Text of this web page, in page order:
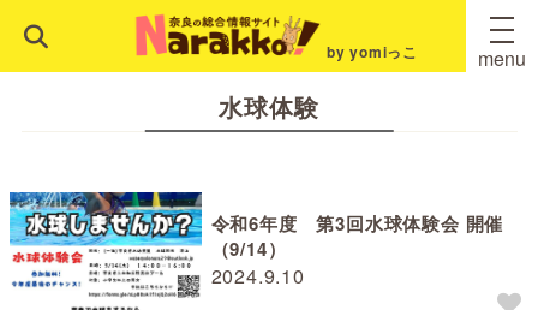
by yomiっこ menu
水球体験
2024.9.10
令和6年度 第3回水球体験会 開催
（9/14）